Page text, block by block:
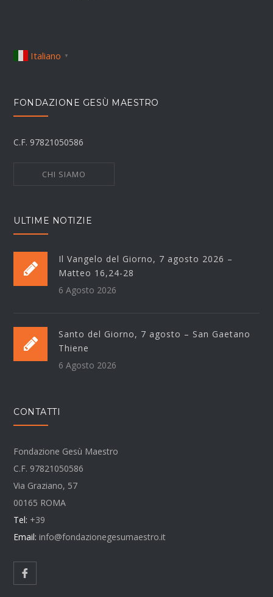
Italiano ▼
FONDAZIONE GESÙ MAESTRO
C.F. 97821050586
CHI SIAMO
ULTIME NOTIZIE
Il Vangelo del Giorno, 7 agosto 2026 –
Matteo 16,24-28
6 Agosto 2026
Santo del Giorno, 7 agosto – San Gaetano
Thiene
6 Agosto 2026
CONTATTI
Fondazione Gesù Maestro
C.F. 97821050586
Via Graziano, 57
00165 ROMA
Tel: +39
Email: info@fondazionegesumaestro.it